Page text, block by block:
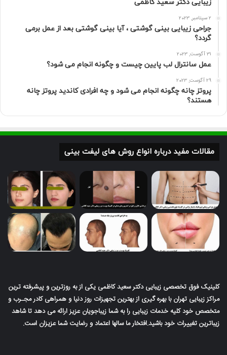
زیبایی دکتر سعید کاظمی
2 سپتامبر, 2023
جراحی زیبایی بینی گوشتی ، آیا بینی گوشتی بعد از عمل برمی
گردد؟
31 آگوست, 2023
عمل سانترال لب پایین چیست و چگونه انجام می شود؟
29 آگوست, 2023
پروتز چانه چگونه انجام می شود و چه افرادی کاندید پروتز چانه
هستند؟
مقالات مفید درباره انواع روش های لیفت بینی
کلینیک فوق تخصصی زیبایی دکتر سعید کاظمی یکی از به روزترین و پیشرفته ترین
مراکز زیبایی تهران با بهره گیری از بهترین تجهیزات روز دنیا و همراهی کادر مجـرب و
متخصص خود کلیه خدمات زیبایی را به شما زیباجویان عزیز ارائه می دهد تا شاهد
زیباترین تغییرات خود باشید.افتخار ما سالها اعتماد و رضایت شما عزیزان است.